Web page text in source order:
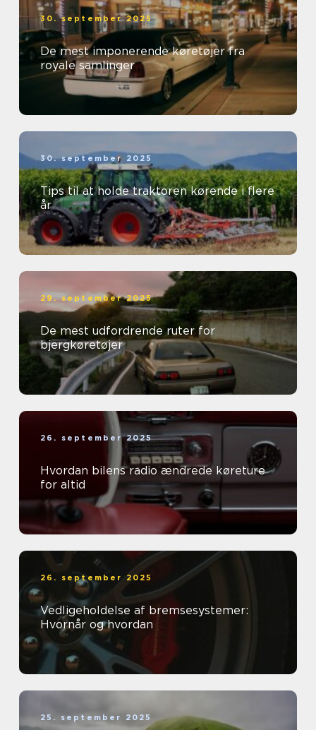
30. september 2025
De mest imponerende køretøjer fra
royale samlinger
30. september 2025
Tips til at holde traktoren kørende i flere
år
29. september 2025
De mest udfordrende ruter for
bjergkøretøjer
26. september 2025
Hvordan bilens radio ændrede køreture
for altid
26. september 2025
Vedligeholdelse af bremsesystemer:
Hvornår og hvordan
25. september 2025